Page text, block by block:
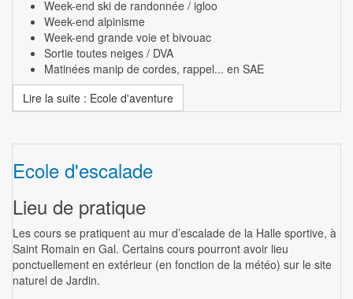
Week-end ski de randonnée / igloo
Week-end alpinisme
Week-end grande voie et bivouac
Sortie toutes neiges / DVA
Matinées manip de cordes, rappel... en SAE
Lire la suite : Ecole d'aventure
Ecole d'escalade
Lieu de pratique
Les cours se pratiquent au mur d’escalade de la Halle sportive, à
Saint Romain en Gal. Certains cours pourront avoir lieu
ponctuellement en extérieur (en fonction de la météo) sur le site
naturel de Jardin.